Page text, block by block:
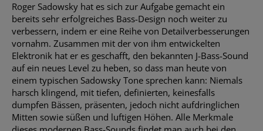
Green
Metallic
High
Polish
Menge
Roger Sadowsky hat es sich zur Aufgabe gemacht ein
bereits sehr erfolgreiches Bass-Design noch weiter zu
verbessern, indem er eine Reihe von Detailverbesserungen
vornahm. Zusammen mit der von ihm entwickelten
Elektronik hat er es geschafft, den bekannten J-Bass-Sound
auf ein neues Level zu heben, so dass man heute von
einem typischen Sadowsky Tone sprechen kann: Niemals
harsch klingend, mit tiefen, definierten, keinesfalls
dumpfen Bässen, präsenten, jedoch nicht aufdringlichen
Mitten sowie süßen und luftigen Höhen. Alle Merkmale